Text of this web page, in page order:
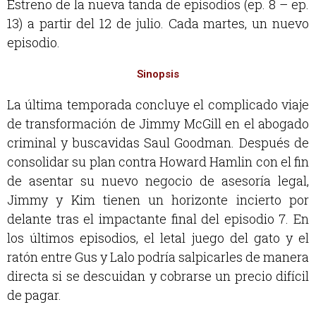
Estreno de la nueva tanda de episodios (ep. 8 – ep.
13) a partir del 12 de julio. Cada martes, un nuevo
episodio.
Sinopsis
La última temporada concluye el complicado viaje
de transformación de Jimmy McGill en el abogado
criminal y buscavidas Saul Goodman. Después de
consolidar su plan contra Howard Hamlin con el fin
de asentar su nuevo negocio de asesoría legal,
Jimmy y Kim tienen un horizonte incierto por
delante tras el impactante final del episodio 7. En
los últimos episodios, el letal juego del gato y el
ratón entre Gus y Lalo podría salpicarles de manera
directa si se descuidan y cobrarse un precio difícil
de pagar.